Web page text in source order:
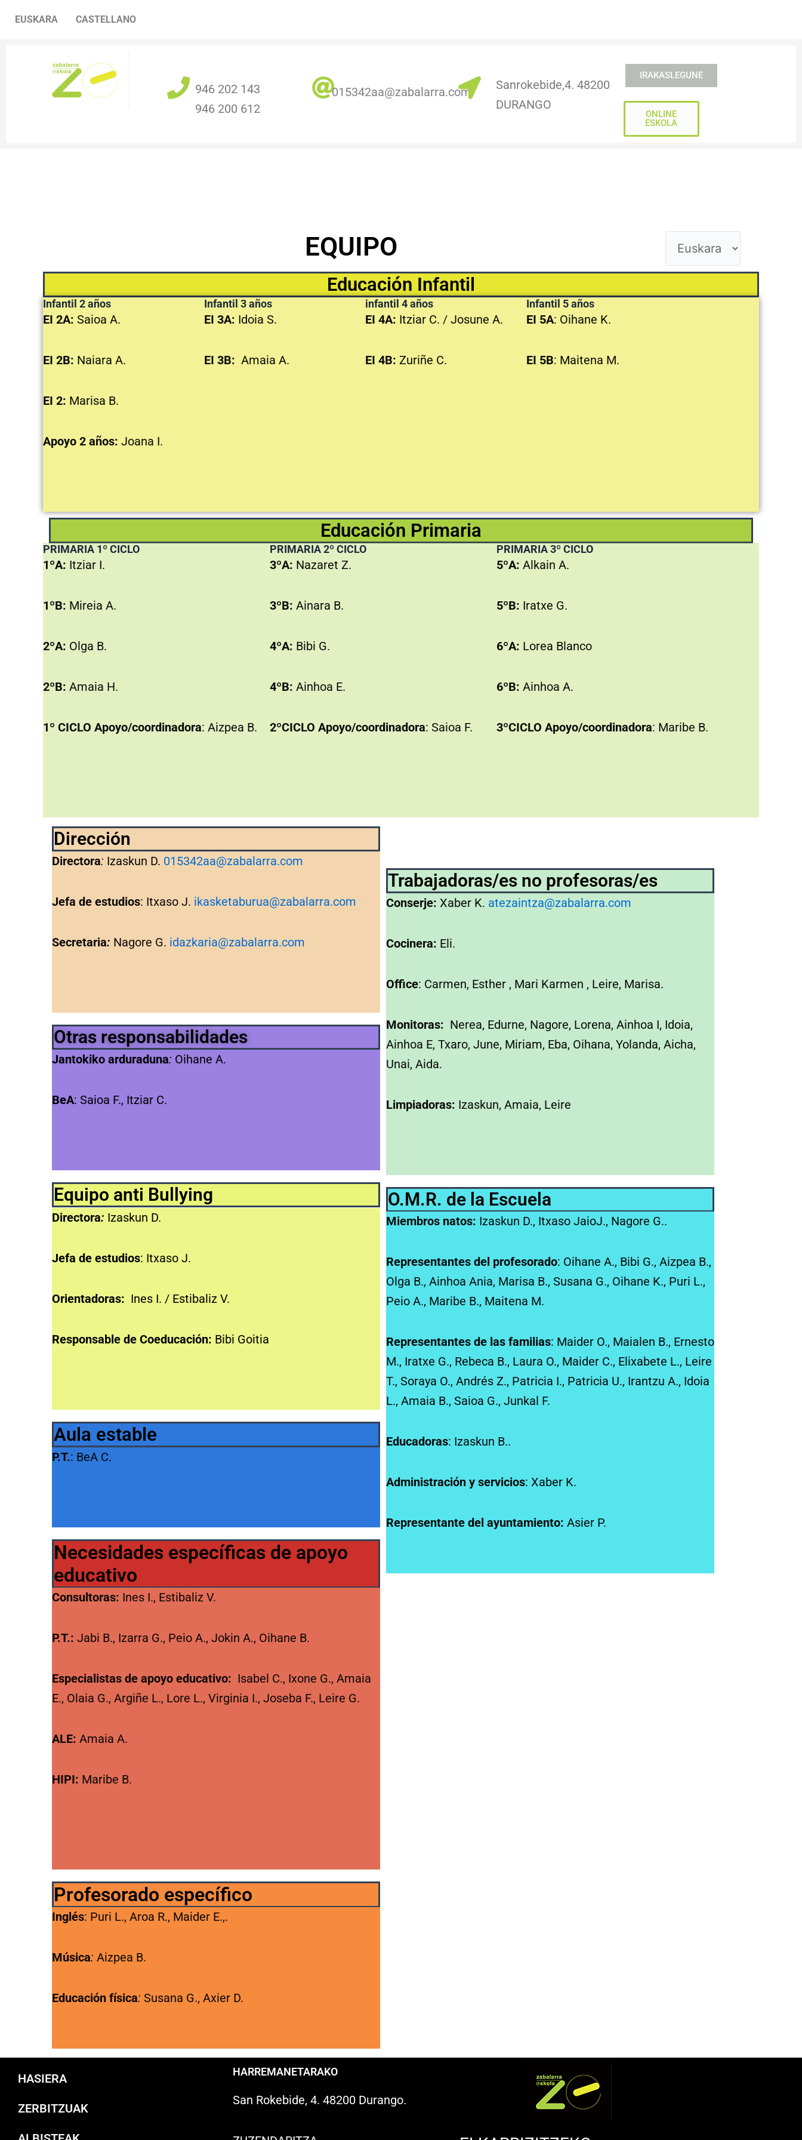
EUSKARA CASTELLANO
946 202 143
946 200 612
015342aa@zabalarra.com
Sanrokebide,4. 48200
DURANGO
IRAKASLEGUNE
ONLINE
ESKOLA
EQUIPO
Aukeratu
Educación Infantil
Infantil 2 años
EI 2A: Saioa A.
EI 2B: Naiara A.
EI 2: Marisa B.
Apoyo 2 años: Joana I.
Infantil 3 años
EI 3A: Idoia S.
EI 3B: Amaia A.
infantil 4 años
EI 4A: Itziar C. / Josune A.
EI 4B: Zuriñe C.
Infantil 5 años
EI 5A: Oihane K.
EI 5B: Maitena M.
Educación Primaria
PRIMARIA 1º CICLO
1ºA: Itziar I.
1ºB: Mireia A.
2ºA: Olga B.
2ºB: Amaia H.
1º CICLO Apoyo/coordinadora: Aizpea B.
PRIMARIA 2º CICLO
3ºA: Nazaret Z.
3ºB: Ainara B.
4ºA: Bibi G.
4ºB: Ainhoa E.
2ºCICLO Apoyo/coordinadora: Saioa F.
PRIMARIA 3º CICLO
5ºA: Alkain A.
5ºB: Iratxe G.
6ºA: Lorea Blanco
6ºB: Ainhoa A.
3ºCICLO Apoyo/coordinadora: Maribe B.
Dirección
Directora: Izaskun D. 015342aa@zabalarra.com
Jefa de estudios: Itxaso J. ikasketaburua@zabalarra.com
Secretaria: Nagore G. idazkaria@zabalarra.com
Otras responsabilidades
Jantokiko arduraduna: Oihane A.
BeA: Saioa F., Itziar C.
Equipo anti Bullying
Directora: Izaskun D.
Jefa de estudios: Itxaso J.
Orientadoras: Ines I. / Estibaliz V.
Responsable de Coeducación: Bibi Goitia
Aula estable
P.T.: BeA C.
Necesidades específicas de apoyo
educativo
Consultoras: Ines I., Estibaliz V.
P.T.: Jabi B., Izarra G., Peio A., Jokin A., Oihane B.
Especialistas de apoyo educativo: Isabel C., Ixone G., Amaia
E., Olaia G., Argiñe L., Lore L., Virginia I., Joseba F., Leire G.
ALE: Amaia A.
HIPI: Maribe B.
Profesorado específico
Inglés: Puri L., Aroa R., Maider E.,.
Música: Aizpea B.
Educación física: Susana G., Axier D.
Trabajadoras/es no profesoras/es
Conserje: Xaber K. atezaintza@zabalarra.com
Cocinera: Eli.
Office: Carmen, Esther , Mari Karmen , Leire, Marisa.
Monitoras: Nerea, Edurne, Nagore, Lorena, Ainhoa I, Idoia,
Ainhoa E, Txaro, June, Miriam, Eba, Oihana, Yolanda, Aicha,
Unai, Aida.
Limpiadoras: Izaskun, Amaia, Leire
O.M.R. de la Escuela
Miembros natos: Izaskun D., Itxaso JaioJ., Nagore G..
Representantes del profesorado: Oihane A., Bibi G., Aizpea B.,
Olga B., Ainhoa Ania, Marisa B., Susana G., Oihane K., Puri L.,
Peio A., Maribe B., Maitena M.
Representantes de las familias: Maider O., Maialen B., Ernesto
M., Iratxe G., Rebeca B., Laura O., Maider C., Elixabete L., Leire
T., Soraya O., Andrés Z., Patricia I., Patricia U., Irantzu A., Idoia
L., Amaia B., Saioa G., Junkal F.
Educadoras: Izaskun B..
Administración y servicios: Xaber K.
Representante del ayuntamiento: Asier P.
HASIERA
ZERBITZUAK
HARREMANETARAKO
San Rokebide, 4. 48200 Durango.